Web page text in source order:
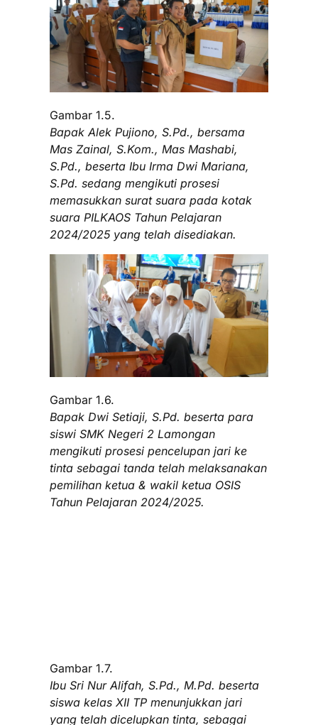
Gambar 1.5.
Bapak Alek Pujiono, S.Pd., bersama
Mas Zainal, S.Kom., Mas Mashabi,
S.Pd., beserta Ibu Irma Dwi Mariana,
S.Pd. sedang mengikuti prosesi
memasukkan surat suara pada kotak
suara PILKAOS Tahun Pelajaran
2024/2025 yang telah disediakan.
Gambar 1.6.
Bapak Dwi Setiaji, S.Pd. beserta para
siswi SMK Negeri 2 Lamongan
mengikuti prosesi pencelupan jari ke
tinta sebagai tanda telah melaksanakan
pemilihan ketua & wakil ketua OSIS
Tahun Pelajaran 2024/2025.
Gambar 1.7.
Ibu Sri Nur Alifah, S.Pd., M.Pd. beserta
siswa kelas XII TP menunjukkan jari
yang telah dicelupkan tinta, sebagai